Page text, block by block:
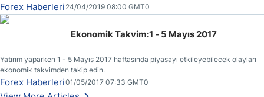
gitmemesinin başlıca sebeplerinden bir tanesi olmuştur.
Forex Haberleri 24/04/2019 08:00 GMT0
Ekonomik Takvim:1 - 5 Mayıs 2017
Yatırım yaparken 1 - 5 Mayıs 2017 haftasında piyasayı etkileyebilecek olayları
ekonomik takvimden takip edin.
Forex Haberleri01/05/2017 07:33 GMT0